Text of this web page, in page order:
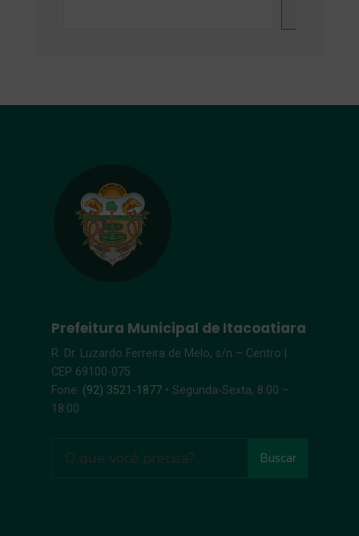
Prefeitura Municipal de Itacoatiara
R. Dr. Luzardo Ferreira de Melo, s/n – Centro |
CEP 69100-075
Fone: (92) 3521-1877 • Segunda-Sexta, 8:00 –
18:00
Buscar